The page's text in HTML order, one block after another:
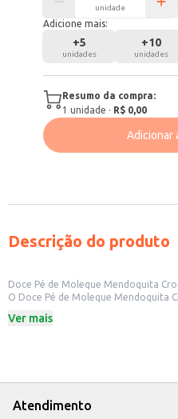
unidade
Adicione mais:
+5
unidades
+10
unidades
Resumo da compra:
1 unidade · R$ 0,00
Adicionar
Descrição do produto
Doce Pé de Moleque Mendoquita
O Doce Pé de Moleque Mendoquita
quem busca um doce para consumo
Ideal para presentear amigos e
Pode ser consumido como
O Doce Pé de Moleque Mendoquita
Ver mais
Atendimento